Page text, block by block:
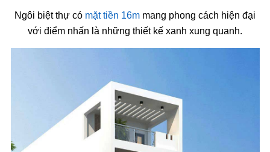
Ngôi biệt thự có mặt tiền 16m mang phong cách hiện đại
với điểm nhấn là những thiết kế xanh xung quanh.